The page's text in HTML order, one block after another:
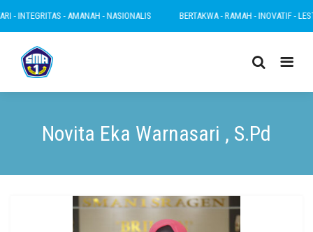
INTEGRITAS - AMANAH - NASIONALIS BERTAKWA - RAMAH - INOVATIF -
Novita Eka Warnasari , S.Pd